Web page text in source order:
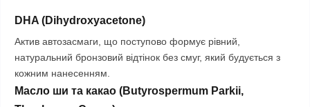
DHA (Dihydroxyacetone)
Актив автозасмаги, що поступово формує рівний,
натуральний бронзовий відтінок без смуг, який будується з
кожним нанесенням.
Масло ши та какао (Butyrospermum Parkii,